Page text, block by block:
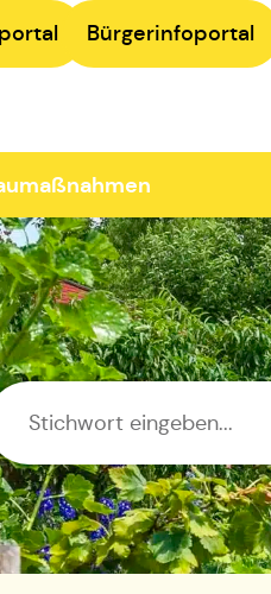
Bürgerinfoportal